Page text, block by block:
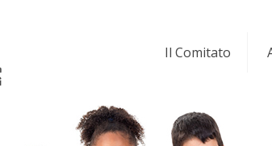
Il Comitato